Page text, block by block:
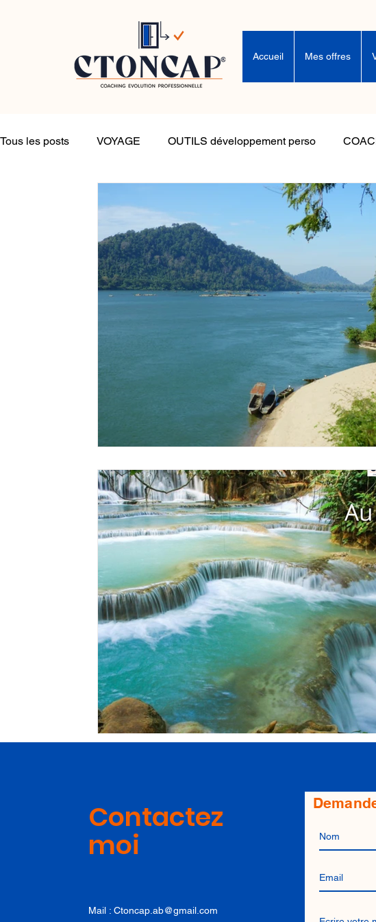
Accueil Mes offres
Tous les posts VOYAGE OUTILS développement perso
Contactez
moi
Mail : Ctoncap.ab@gmail.com